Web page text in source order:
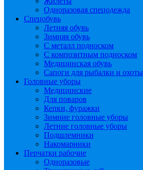
Одноразовая спецодежда
Спецобувь
Летняя обувь
Зимняя обувь
С металл подноском
С композитным подноском
Медицинская обувь
Сапоги для рыбалки и охоты
Головные уборы
Медицинские
Для поваров
Кепки, фуражки
Зимние головные уборы
Летние головные уборы
Подшлемники
Накомарники
Перчатки рабочие
Одноразовые